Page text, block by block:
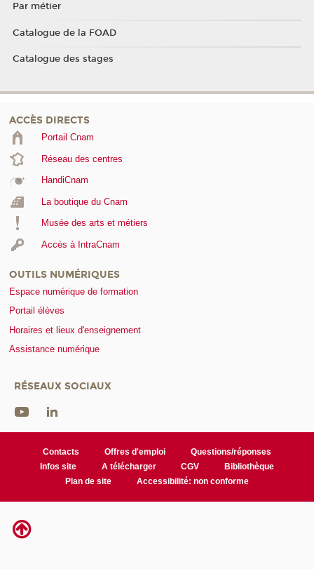
Par métier
Catalogue de la FOAD
Catalogue des stages
ACCÈS DIRECTS
Portail Cnam
Réseau des centres
HandiCnam
La boutique du Cnam
Musée des arts et métiers
Accès à IntraCnam
OUTILS NUMÉRIQUES
Espace numérique de formation
Portail élèves
Horaires et lieux d'enseignement
Assistance numérique
RÉSEAUX SOCIAUX
Contacts Offres d'emploi
Questions/réponses
Infos site
A télécharger CGV
Bibliothèque
Plan de site
Accessibilité: non conforme